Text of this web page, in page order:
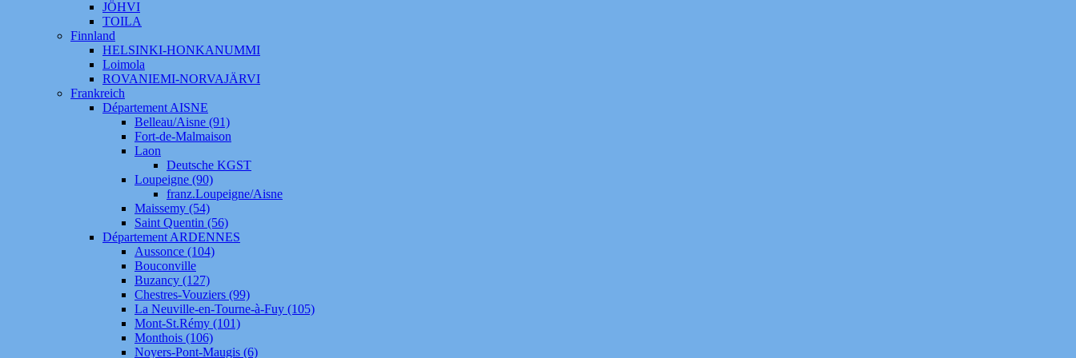
JÖHVI
TOILA
Finnland
HELSINKI-HONKANUMMI
Loimola
ROVANIEMI-NORVAJÄRVI
Frankreich
Département AISNE
Belleau/Aisne (91)
Fort-de-Malmaison
Laon
Deutsche KGST
Loupeigne (90)
franz.Loupeigne/Aisne
Maissemy (54)
Saint Quentin (56)
Département ARDENNES
Aussonce (104)
Bouconville
Buzancy (127)
Chestres-Vouziers (99)
La Neuville-en-Tourne-à-Fuy (105)
Mont-St.Rémy (101)
Monthois (106)
Noyers-Pont-Maugis (6)